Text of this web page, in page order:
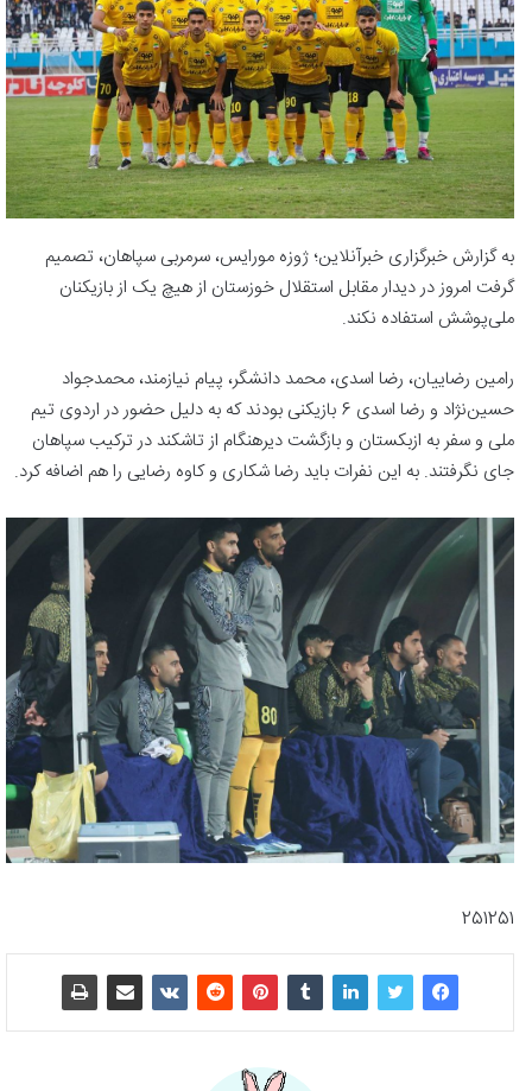
به گزارش خبرگزاری خبرآنلاین؛ ژوزه مورایس، سرمربی سپاهان، تصمیم
گرفت امروز در دیدار مقابل استقلال خوزستان از هیچ یک از بازیکنان
ملی‌پوشش استفاده نکند.
رامین رضاییان، رضا اسدی، محمد دانشگر، پیام نیازمند، محمدجواد
حسین‌نژاد و رضا اسدی 6 بازیکنی بودند که به دلیل حضور در اردوی تیم
ملی و سفر به ازبکستان و بازگشت دیرهنگام از تاشکند در ترکیب سپاهان
جای نگرفتند. به این نفرات باید رضا شکاری و کاوه رضایی را هم اضافه کرد.
251251